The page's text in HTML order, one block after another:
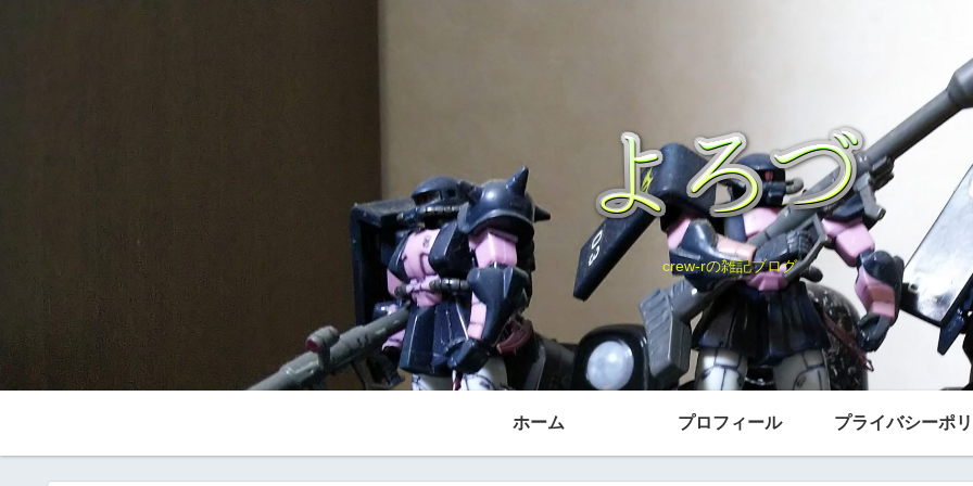
crew-rの雑記ブログ
ホーム プロフィール プライバシーポ